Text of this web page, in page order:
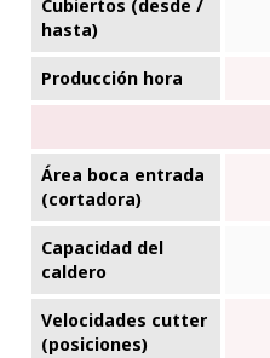
Cubiertos (desde /
hasta)
Producción hora
Área boca entrada
(cortadora)
Capacidad del
caldero
Velocidades cutter
(posiciones)